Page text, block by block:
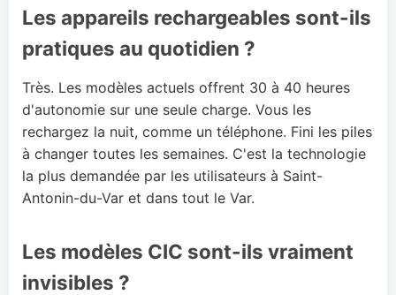
Les appareils rechargeables sont-ils
pratiques au quotidien ?
Très. Les modèles actuels offrent 30 à 40 heures
d'autonomie sur une seule charge. Vous les
rechargez la nuit, comme un téléphone. Fini les piles
à changer toutes les semaines. C'est la technologie
la plus demandée par les utilisateurs à Saint-
Antonin-du-Var et dans tout le Var.
Les modèles CIC sont-ils vraiment
invisibles ?